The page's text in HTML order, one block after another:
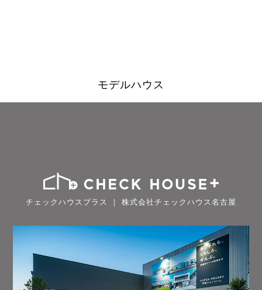
モデルハウス
チェックハウスプラス ｜ 株式会社チェックハウス名古屋